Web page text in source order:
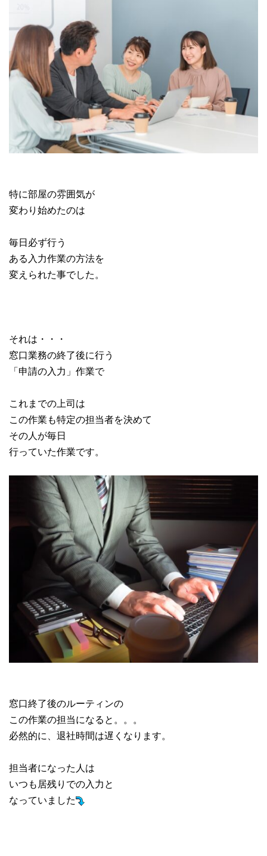
特に部屋の雰囲気が
変わり始めたのは
毎日必ず行う
ある入力作業の方法を
変えられた事でした。
それは・・・
窓口業務の終了後に行う
「申請の入力」作業で
これまでの上司は
この作業も特定の担当者を決めて
その人が毎日
行っていた作業です。
窓口終了後のルーティンの
この作業の担当になると。。。
必然的に、退社時間は遅くなります。
担当者になった人は
いつも居残りでの入力と
なっていました